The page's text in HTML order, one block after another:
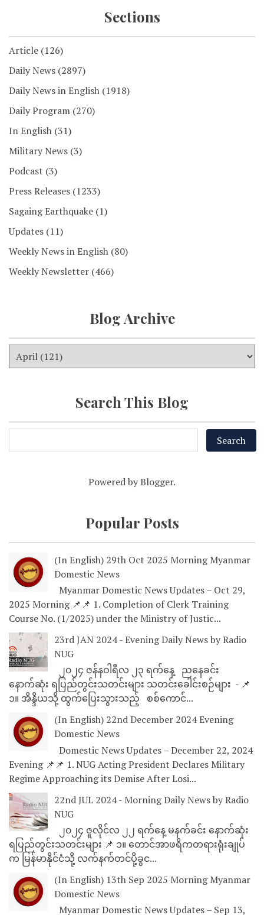
Sections
Article (126)
Daily News (2897)
Daily News in English (1918)
Daily Program (270)
In English (31)
Military News (3)
Podcast (3)
Press Releases (1233)
Sagaing Earthquake (1)
Updates (11)
Weekly News in English (80)
Weekly Newsletter (466)
Blog Archive
Search This Blog
Powered byBlogger.
Popular Posts
(In English) 29th Oct 2025 Morning Myanmar
Domestic News
Myanmar Domestic News Updates – Oct 29,
2025 Morning 📌📌 1. Completion of Clerk Training
Course No. (1/2025) under the Ministry of Justic...
23rd JAN 2024 - Evening Daily News by Radio
NUG
၂၀၂၄ ဇန်နဝါရီလ ၂၃ ရက်နေ့ ညနေခင်း
နောက်ဆုံး ရပြည်တွင်းသတင်းများ သတင်းခေါင်းစဉ်များ - 📌
၁။ အိန္ဒိယသို့ ထွက်ပြေးသွားသည့် စစ်ကောင်...
(In English) 22nd December 2024 Evening
Domestic News
Domestic News Updates – December 22, 2024
Evening 📌📌 1. NUG Acting President Declares Military
Regime Approaching its Demise After Losi...
22nd JUL 2024 - Morning Daily News by Radio
NUG
၂၀၂၄ ဇူလိုင်လ ၂၂ ရက်နေ့ မနက်ခင်း နောက်ဆုံး
ရပြည်တွင်းသတင်းများ 📌 ၁။ တောင်အာဖရိကတရားရုံးချုပ်
က မြန်မာနိုင်ငံသို့ လက်နက်တင်ပို့ခွင...
(In English) 13th Sep 2025 Morning Myanmar
Domestic News
Myanmar Domestic News Updates – Sep 13,